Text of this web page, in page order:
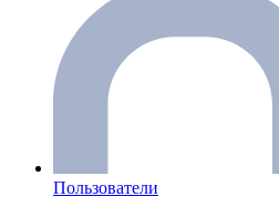
Пользователи